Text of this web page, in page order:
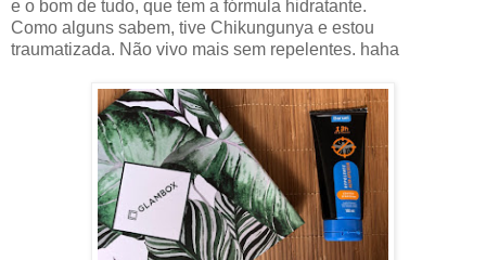
e o bom de tudo, que tem a fórmula hidratante.
Como alguns sabem, tive Chikungunya e estou
traumatizada. Não vivo mais sem repelentes. haha